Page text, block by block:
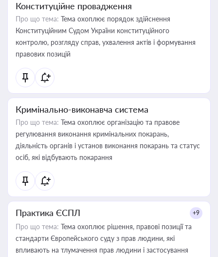
Конституційне провадження
Про що тема: Тема охоплює порядок здійснення
Конституційним Судом України конституційного
контролю, розгляду справ, ухвалення актів і формування
правових позицій
Кримінально-виконавча система
Про що тема: Тема охоплює організацію та правове
регулювання виконання кримінальних покарань,
діяльність органів і установ виконання покарань та статус
осіб, які відбувають покарання
Практика ЄСПЛ +9
Про що тема: Тема охоплює рішення, правові позиції та
стандарти Європейського суду з прав людини, які
впливають на тлумачення прав людини і застосування